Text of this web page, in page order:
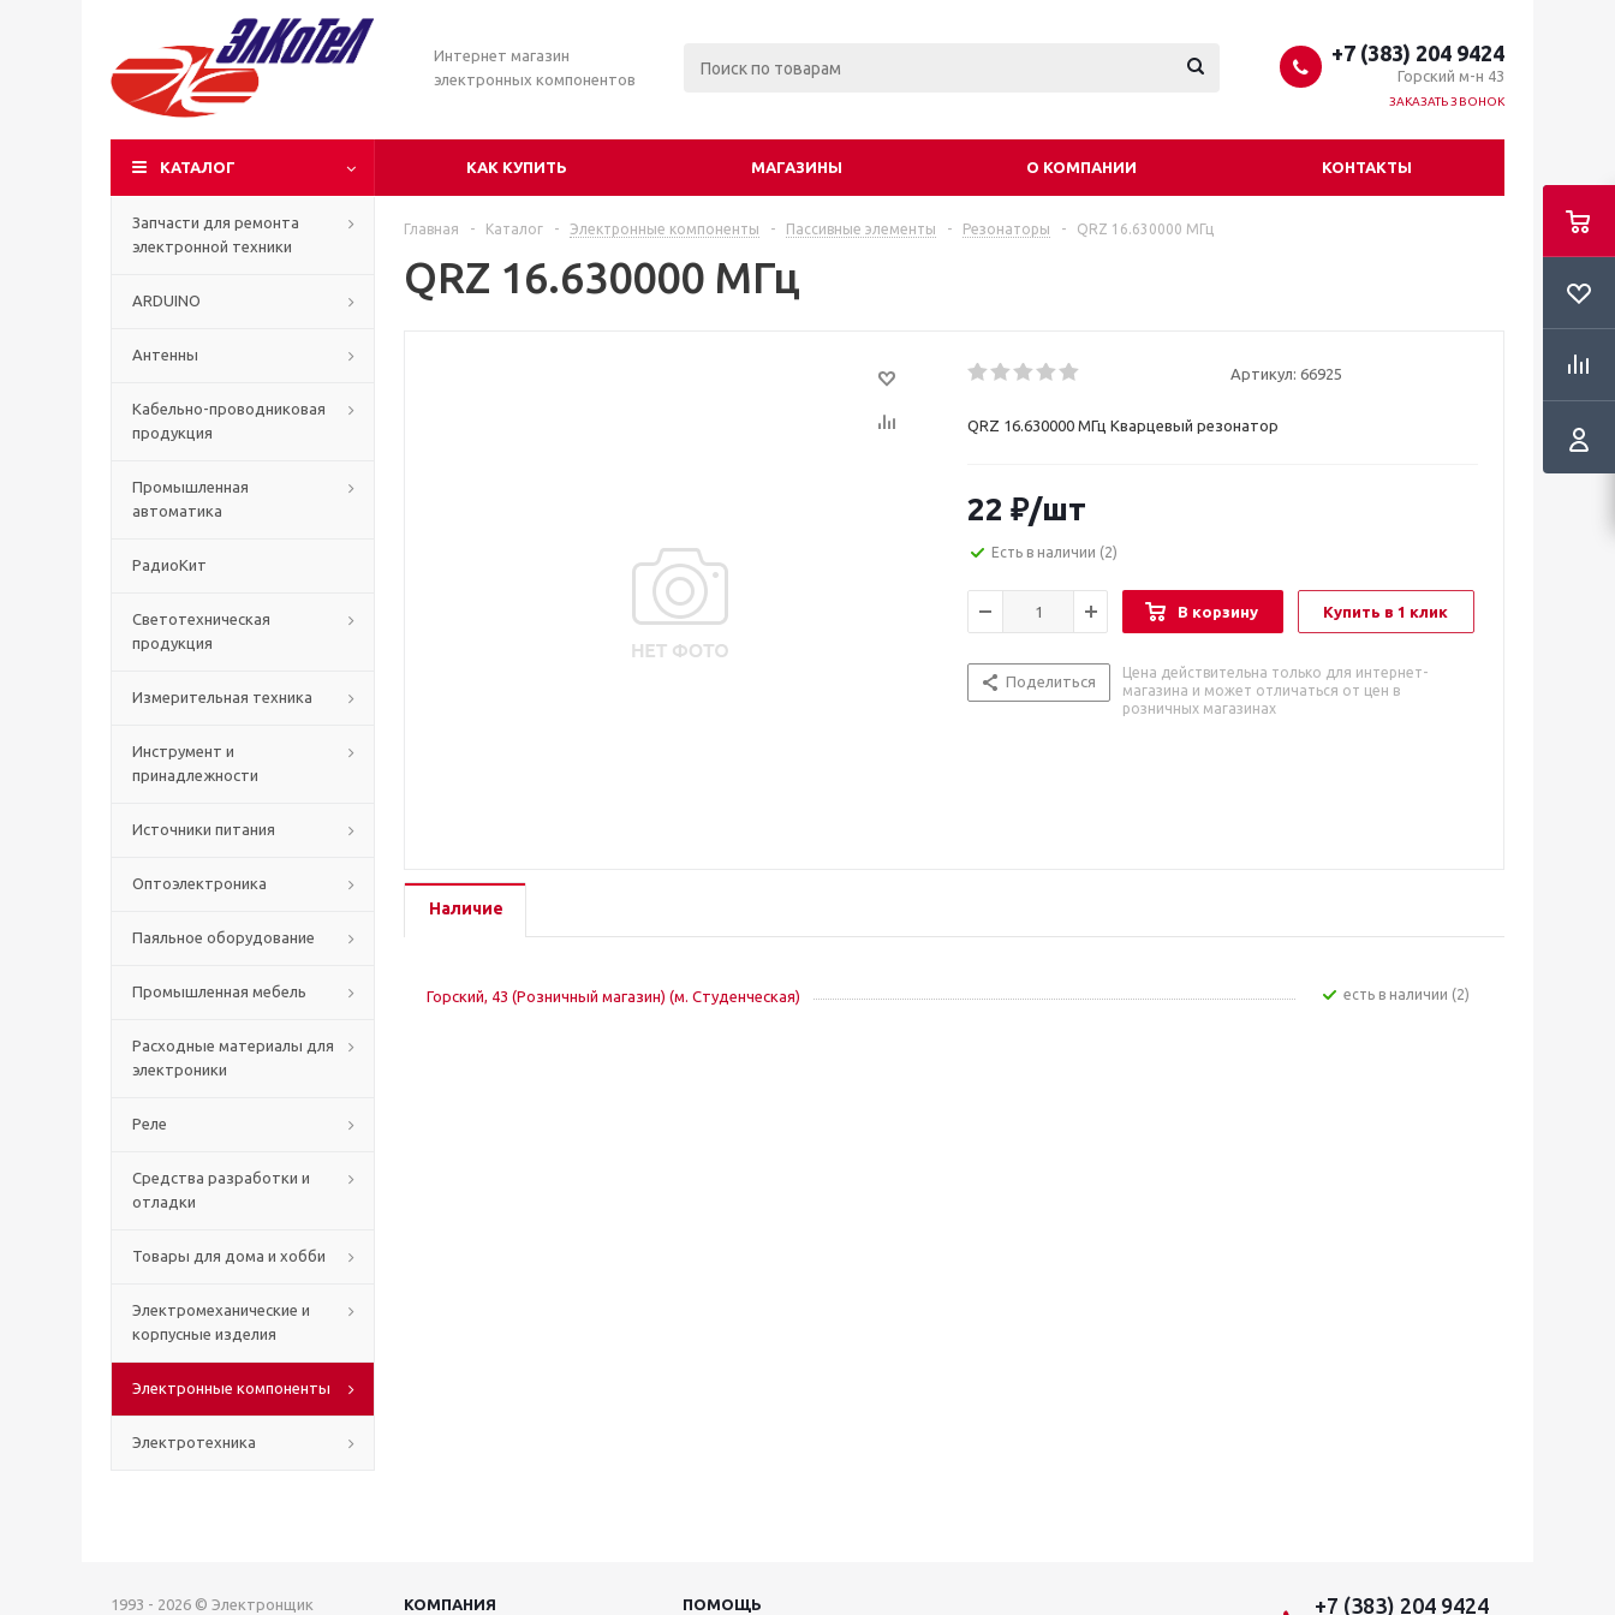
Интернет магазин
электронных компонентов
+7 (383) 204 9424
Горский м-н 43
ЗАКАЗАТЬ ЗВОНОК
КАТАЛОГ КАК КУПИТЬ МАГАЗИНЫ О КОМПАНИИ КОНТАКТЫ
Запчасти для ремонта
электронной техники
ARDUINO
Антенны
Кабельно-проводниковая
продукция
Промышленная
автоматика
РадиоКит
Светотехническая
продукция
Измерительная техника
Инструмент и
принадлежности
Источники питания
Оптоэлектроника
Паяльное оборудование
Промышленная мебель
Расходные материалы для
электроники
Реле
Средства разработки и
отладки
Товары для дома и хобби
Электромеханические и
корпусные изделия
Электронные компоненты
Электротехника
Главная - Каталог - Электронные компоненты - Пассивные элементы - Резонаторы - QRZ 16.630000 МГц
QRZ 16.630000 МГц
Артикул: 66925
QRZ 16.630000 МГц Кварцевый резонатор
22 ₽/шт
Есть в наличии (2)
В корзину Купить в 1 клик
Поделиться
Цена действительна только для интернет-
магазина и может отличаться от цен в
розничных магазинах
Наличие
Горский, 43 (Розничный магазин) (м. Студенческая) Есть в наличии (2)
1993 - 2026 © Электронщик КОМПАНИЯ ПОМОЩЬ +7 (383) 204 9424